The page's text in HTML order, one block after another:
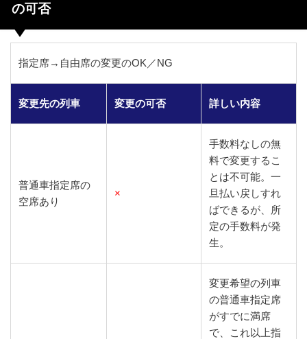
の可否
指定席→自由席の変更のOK／NG
変更先の列車 変更の可否 詳しい内容
普通車指定席の
空席あり
×
手数料なしの無
料で変更するこ
とは不可能。一
旦払い戻しすれ
ばできるが、所
定の手数料が発
生。
変更希望の列車
の普通車指定席
がすでに満席
で、これ以上指